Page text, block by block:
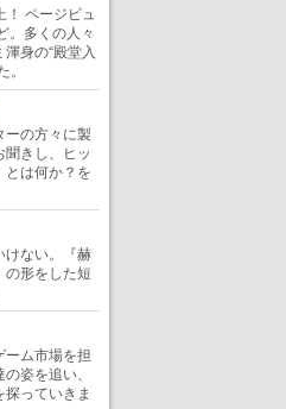
ページビュ
。多くの人々
身の“殿堂入
ーの方々に製
きし、ヒッ
とは何か？を
けない。『赫
の形をした短
ーム市場を担
姿を追い、
っていきま